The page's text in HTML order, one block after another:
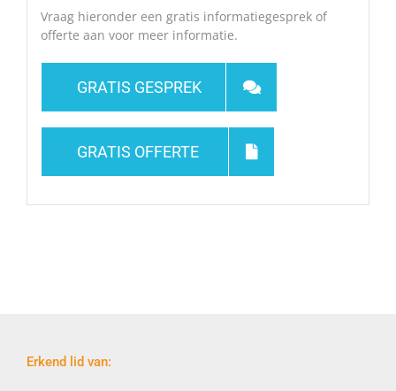
Vraag hieronder een gratis informatiegesprek of
offerte aan voor meer informatie.
GRATIS GESPREK
GRATIS OFFERTE
Erkend lid van: